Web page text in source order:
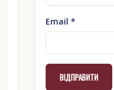
Email *